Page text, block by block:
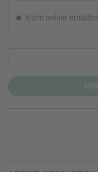
Nicht online